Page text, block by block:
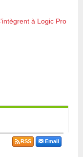
à Logic Pro
Email
RSS